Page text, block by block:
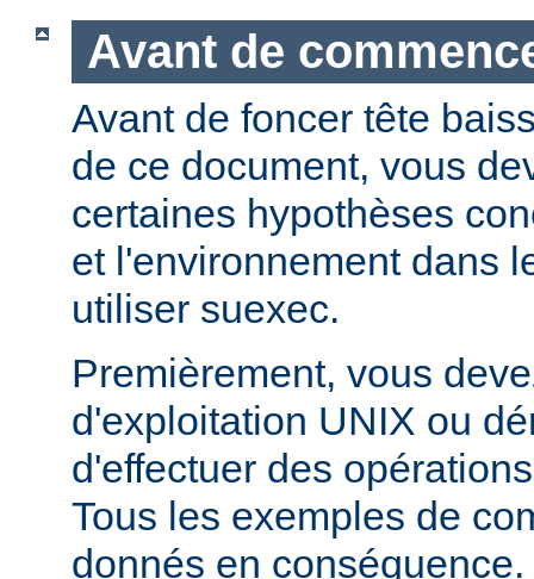
Avant de
Avant de foncer tête
de ce document, vous
certaines hypothèses
et l'environnement dans
utiliser suexec.
Premièrement, vous
d'exploitation UNIX ou
d'effectuer des
Tous les exemples de
donnés en